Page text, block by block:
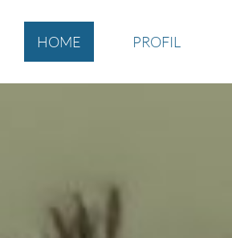
HOME PROFIL